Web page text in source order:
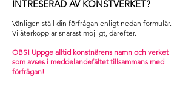
[Quotation procedure applies. Any
taxes or customs fees are subject to
the recipient.
your request]
[Dust dry only, don’t use water or
chemicals, long-term exposure in
cold or wet areas, as well as direct
sunlight may affect the quality of the
art]
INTRESERAD AV KONSTVERKET?
Vänligen ställ din förfrågan enligt nedan formulär.
Vi återkopplar snarast möjligt, därefter. ​
OBS! Uppge alltid konstnärens namn och verket
som avses i meddelandefältet tillsammans med
förfrågan!